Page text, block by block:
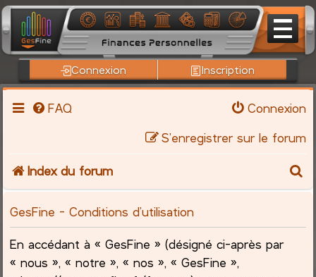
Connexion Inscription
FAQ
Connexion
S’enregistrer sur le forum
Index du forum
c
GesFine - Conditions d’utilisation
En accédant à « GesFine » (désigné ci-après par
« nous », « notre », « nos », « GesFine »,